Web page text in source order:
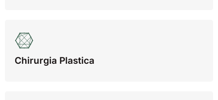
Chirurgia Plastica